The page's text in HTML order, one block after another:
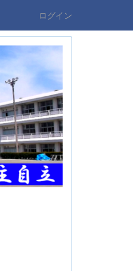
ログイン